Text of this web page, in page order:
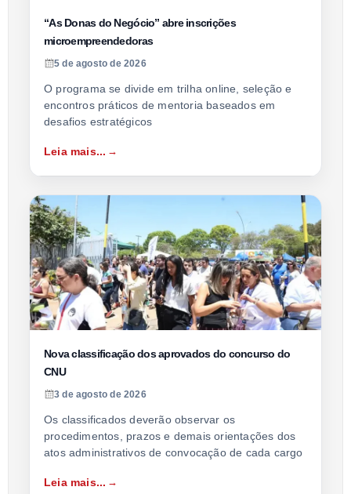
“As Donas do Negócio” abre inscrições
microempreendedoras
5 de agosto de 2026
O programa se divide em trilha online, seleção e
encontros práticos de mentoria baseados em
desafios estratégicos
Leia mais...
Nova classificação dos aprovados do concurso do
CNU
3 de agosto de 2026
Os classificados deverão observar os
procedimentos, prazos e demais orientações dos
atos administrativos de convocação de cada cargo
Leia mais...